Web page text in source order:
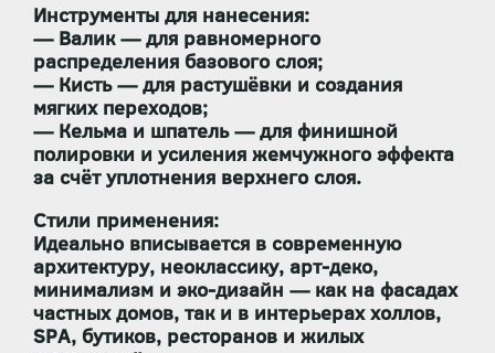
Инструменты для нанесения:
— Валик— для равномерного
распределения базового слоя;
— Кисть— для растушёвки и создания
мягких переходов;
— Кельма и шпатель— для финишной
полировки и усиления жемчужного эффекта
за счёт уплотнения верхнего слоя.
Стили применения:
Идеально вписывается в современную
архитектуру, неоклассику, арт-деко,
минимализм и эко-дизайн — как на фасадах
частных домов, так и в интерьерах холлов,
SPA, бутиков, ресторанов и жилых